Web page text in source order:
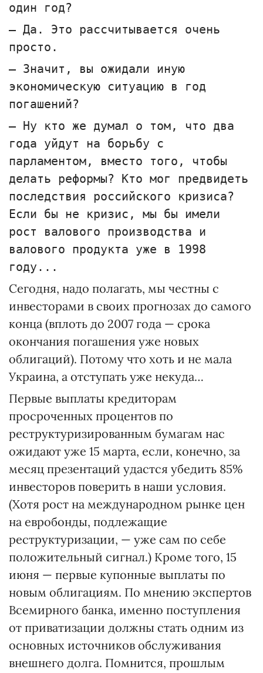
один год?
— Да. Это рассчитывается очень
просто.
— Значит, вы ожидали иную
экономическую ситуацию в год
погашений?
— Ну кто же думал о том, что два
года уйдут на борьбу с
парламентом, вместо того, чтобы
делать реформы? Кто мог предвидеть
последствия российского кризиса?
Если бы не кризис, мы бы имели
рост валового производства и
валового продукта уже в 1998
году...
Сегодня, надо полагать, мы честны с
инвесторами в своих прогнозах до самого
конца (вплоть до 2007 года — срока
окончания погашения уже новых
облигаций). Потому что хоть и не мала
Украина, а отступать уже некуда…
Первые выплаты кредиторам
просроченных процентов по
реструктуризированным бумагам нас
ожидают уже 15 марта, если, конечно, за
месяц презентаций удастся убедить 85%
инвесторов поверить в наши условия.
(Хотя рост на международном рынке цен
на евробонды, подлежащие
реструктуризации, — уже сам по себе
положительный сигнал.) Кроме того, 15
июня — первые купонные выплаты по
новым облигациям. По мнению экспертов
Всемирного банка, именно поступления
от приватизации должны стать одним из
основных источников обслуживания
внешнего долга. Помнится, прошлым